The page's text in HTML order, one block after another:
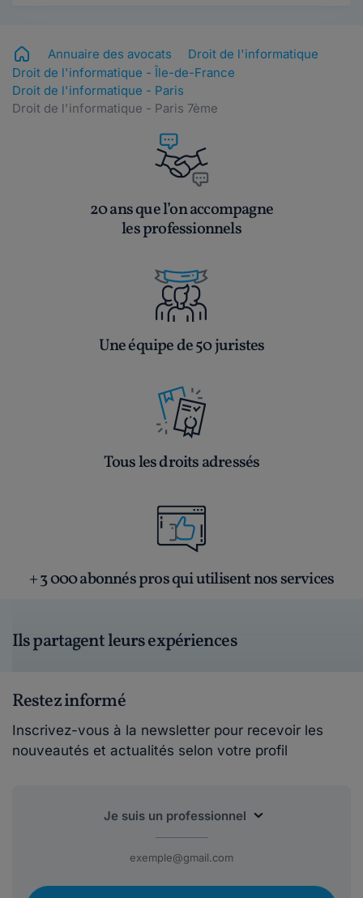
Annuaire des avocats
Droit de l'informatique
Droit de l'informatique - Île-de-France
Droit de l'informatique - Paris
Droit de l'informatique - Paris 7ème
20 ans que l’on accompagne
les professionnels
Une équipe de 50 juristes
Tous les droits adressés
+ 3 000 abonnés pros qui utilisent nos services
Ils partagent leurs expériences
Restez informé
Inscrivez-vous à la newsletter pour recevoir les
nouveautés et actualités selon votre profil